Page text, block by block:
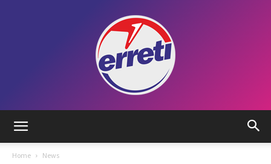
Home News